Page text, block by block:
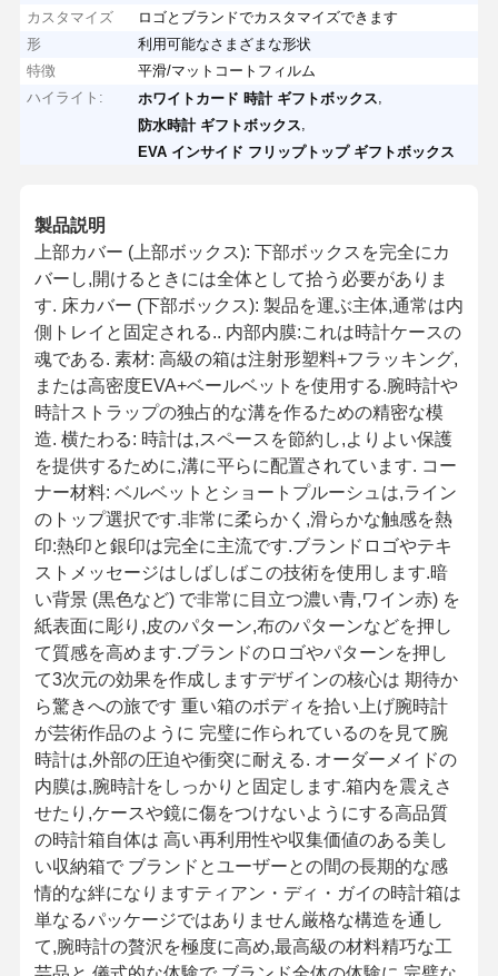
カスタマイズ
ロゴとブランドでカスタマイズできます
形
利用可能なさまざまな形状
特徴
平滑/マットコートフィルム
ハイライト:
ホワイトカード 時計 ギフトボックス
防水時計 ギフトボックス
EVA インサイド フリップトップ ギフトボックス
製品説明
上部カバー (上部ボックス): 下部ボックスを完全にカ
バーし,開けるときには全体として拾う必要がありま
す. 床カバー (下部ボックス): 製品を運ぶ主体,通常は内
側トレイと固定される.. 内部内膜:これは時計ケースの
魂である. 素材: 高級の箱は注射形塑料+フラッキング,
または高密度EVA+ベールベットを使用する.腕時計や
時計ストラップの独占的な溝を作るための精密な模
造. 横たわる: 時計は,スペースを節約し,よりよい保護
を提供するために,溝に平らに配置されています. コー
ナー材料: ベルベットとショートプルーシュは,ライン
のトップ選択です.非常に柔らかく,滑らかな触感を熱
印:熱印と銀印は完全に主流です.ブランドロゴやテキ
ストメッセージはしばしばこの技術を使用します.暗
い背景 (黒色など) で非常に目立つ濃い青,ワイン赤) を
紙表面に彫り,皮のパターン,布のパターンなどを押し
て質感を高めます.ブランドのロゴやパターンを押し
て3次元の効果を作成しますデザインの核心は 期待か
ら驚きへの旅です 重い箱のボディを拾い上げ腕時計
が芸術作品のように 完璧に作られているのを見て腕
時計は,外部の圧迫や衝突に耐える. オーダーメイドの
内膜は,腕時計をしっかりと固定します.箱内を震えさ
せたり,ケースや鏡に傷をつけないようにする高品質
の時計箱自体は 高い再利用性や収集価値のある美し
い収納箱で ブランドとユーザーとの間の長期的な感
情的な絆になりますティアン・ディ・ガイの時計箱は
単なるパッケージではありません厳格な構造を通し
て,腕時計の贅沢を極度に高め,最高級の材料精巧な工